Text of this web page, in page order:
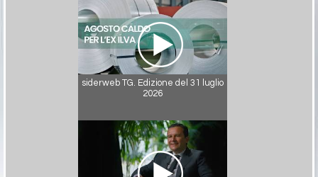
siderweb TG. Edizione del 31 luglio
2026